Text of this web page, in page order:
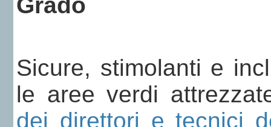
Sicure, stimolanti e
le aree verdi
dei direttori e tecnici